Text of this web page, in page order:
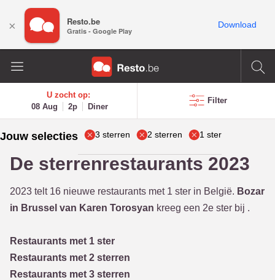
U zocht op:
08 Aug
2p Diner
Filter
Jouw selecties 3 sterren 2 sterren 1 ster
De sterrenrestaurants 2023
2023 telt 16 nieuwe restaurants met 1 ster in België. Bozar
in Brussel van Karen Torosyan kreeg een 2e ster bij .
Restaurants met 1 ster
Restaurants met 2 sterren
Restaurants met 3 sterren
× Resto.be
Gratis - Google Play
Download